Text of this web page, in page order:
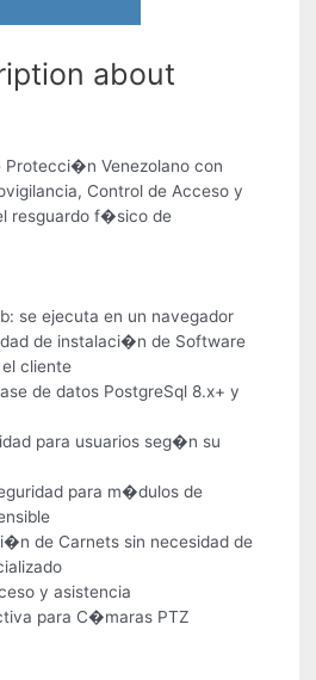
about
Protecci�n Venezolano con
Control de Acceso y
resguardo f�sico de
se ejecuta en un navegador
de instalaci�n de Software
cliente
de datos PostgreSql 8.x+ y
para usuarios seg�n su
para m�dulos de
de Carnets sin necesidad de
y asistencia
para C�maras PTZ